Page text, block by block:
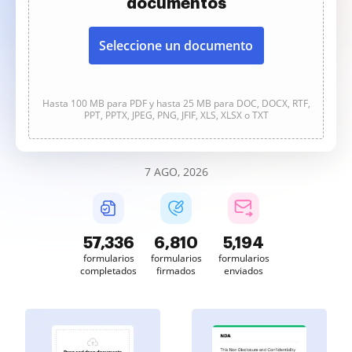
documentos
Seleccione un documento
Hasta 100 MB para PDF y hasta 25 MB para DOC, DOCX, RTF,
PPT, PPTX, JPEG, PNG, JFIF, XLS, XLSX o TXT
7 AGO, 2026
57,336
formularios
completados
6,810
formularios
firmados
5,194
formularios
enviados